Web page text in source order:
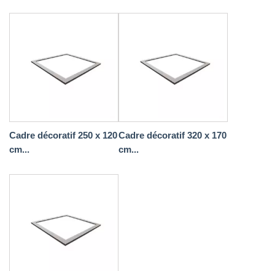
Cadre décoratif 250 x 120
cm...
Cadre décoratif 320 x 170
cm...